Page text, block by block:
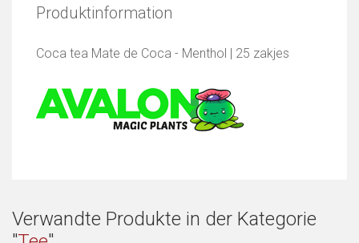
Produktinformation
Coca tea Mate de Coca - Menthol | 25 zakjes
Verwandte Produkte in der Kategorie